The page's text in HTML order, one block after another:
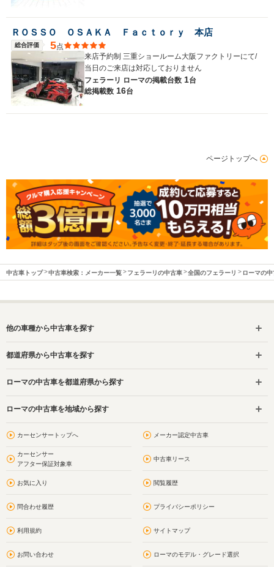
ＲＯＳＳＯ ＯＳＡＫＡ Ｆａｃｔｏｒｙ 本店
総合評価 5点
来店予約制 三重ショールーム大阪ファクトリーにて/
当日のご来店は対応しておりません
フェラーリ ローマの掲載台数 1台
総掲載数 16台
ページトップへ
中古車トップ 中古車検索：メーカー一覧 フェラーリの中古車 全国のフェラーリ ローマの
他の車種から中古車を探す
都道府県から中古車を探す
ローマの中古車を都道府県から探す
ローマの中古車を地域から探す
カーセンサートップへ メーカー認定中古車
カーセンサー
アフター保証対象車
中古車リース
お気に入り 閲覧履歴
問合わせ履歴 プライバシーポリシー
利用規約 サイトマップ
お問い合わせ ローマのモデル・グレード選択